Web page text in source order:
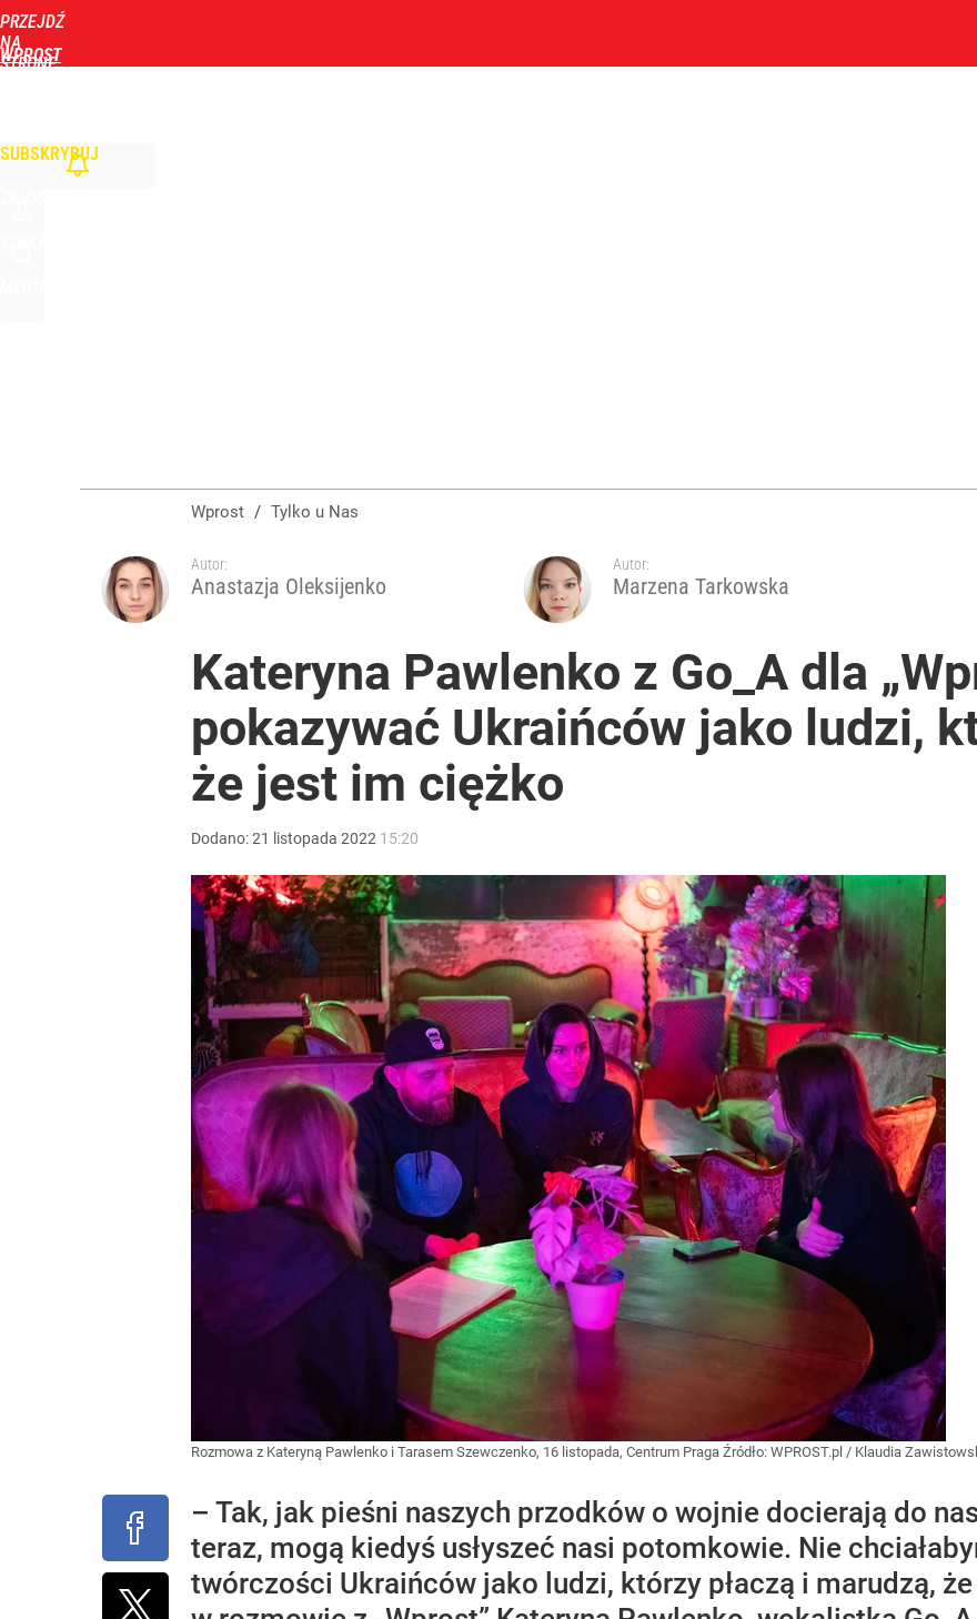
PRZEJDŹ
NA
STRONĘ
WPROST
SUBSKRYBUJ
Wprost / Tylko u Nas
Autor:
Anastazja Oleksijenko
Autor:
Marzena Tarkowska
Kateryna Pawlenko z Go_A dla
pokazywać Ukraińców jako ludzi,
że jest im ciężko
Dodano:21 listopada 2022 15:20
Rozmowa z Kateryną Pawlenko i Tarasem Szewczenko, 16 listopada, Centrum Praga Źródło: WPROST.pl / Klaudia
– Tak, jak pieśni naszych przodków o wojnie docierają do
teraz, mogą kiedyś usłyszeć nasi potomkowie. Nie
twórczości Ukraińców jako ludzi, którzy płaczą i marudzą,